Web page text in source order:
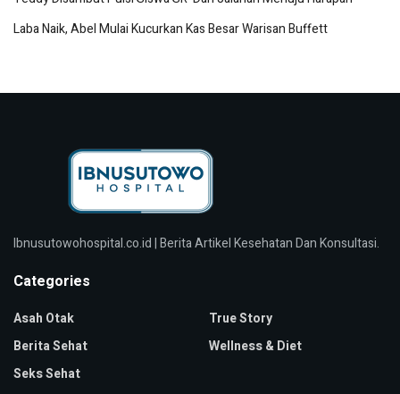
Laba Naik, Abel Mulai Kucurkan Kas Besar Warisan Buffett
Ibnusutowohospital.co.id | Berita Artikel Kesehatan Dan Konsultasi.
Categories
Asah Otak
Berita Sehat
Seks Sehat
True Story
Wellness & Diet